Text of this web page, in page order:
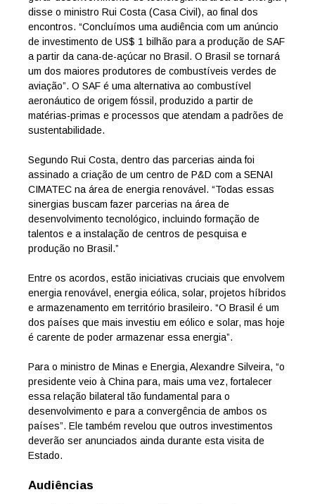
disse o ministro Rui Costa (Casa Civil), ao final dos
encontros. “Concluímos uma audiência com um anúncio
de investimento de US$ 1 bilhão para a produção de SAF
a partir da cana-de-açúcar no Brasil. O Brasil se tornará
um dos maiores produtores de combustíveis verdes de
aviação”. O SAF é uma alternativa ao combustível
aeronáutico de origem fóssil, produzido a partir de
matérias-primas e processos que atendam a padrões de
sustentabilidade.
Segundo Rui Costa, dentro das parcerias ainda foi
assinado a criação de um centro de P&D com a SENAI
CIMATEC na área de energia renovável. “Todas essas
sinergias buscam fazer parcerias na área de
desenvolvimento tecnológico, incluindo formação de
talentos e a instalação de centros de pesquisa e
produção no Brasil.”
Entre os acordos, estão iniciativas cruciais que envolvem
energia renovável, energia eólica, solar, projetos híbridos
e armazenamento em território brasileiro. “O Brasil é um
dos países que mais investiu em eólico e solar, mas hoje
é carente de poder armazenar essa energia”.
Para o ministro de Minas e Energia, Alexandre Silveira, “o
presidente veio à China para, mais uma vez, fortalecer
essa relação bilateral tão fundamental para o
desenvolvimento e para a convergência de ambos os
países”. Ele também revelou que outros investimentos
deverão ser anunciados ainda durante esta visita de
Estado.
Audiências